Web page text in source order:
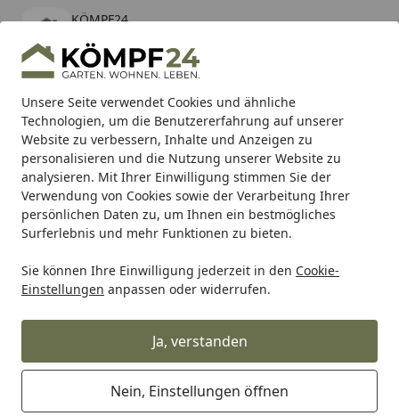
Unsere Seite verwendet Cookies und ähnliche
Technologien, um die Benutzererfahrung auf unserer
Website zu verbessern, Inhalte und Anzeigen zu
personalisieren und die Nutzung unserer Website zu
analysieren. Mit Ihrer Einwilligung stimmen Sie der
Verwendung von Cookies sowie der Verarbeitung Ihrer
persönlichen Daten zu, um Ihnen ein bestmögliches
Surferlebnis und mehr Funktionen zu bieten.
Sie können Ihre Einwilligung jederzeit in den Cookie-
Einstellungen anpassen oder widerrufen.
Ja, verstanden
Nein, Einstellungen öffnen
KÖMPF24
kostenlos - Im App Store
Hotline
Alle Produkte
Mein Konto
Suchen
Karibu Pools inkl. gratis Sandfilteranlage & Pool-
Starterset (Gesamtwert bis 468,99€)
Startseite
Alles für den Garten Hochbeet, Pflanzkasten & mehr!
T&J AVANTGARDE 900 x 1800/900